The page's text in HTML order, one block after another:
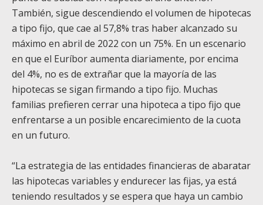
También, sigue descendiendo el volumen de hipotecas
a tipo fijo, que cae al 57,8% tras haber alcanzado su
máximo en abril de 2022 con un 75%. En un escenario
en que el Euríbor aumenta diariamente, por encima
del 4%, no es de extrañar que la mayoría de las
hipotecas se sigan firmando a tipo fijo. Muchas
familias prefieren cerrar una hipoteca a tipo fijo que
enfrentarse a un posible encarecimiento de la cuota
en un futuro.
“La estrategia de las entidades financieras de abaratar
las hipotecas variables y endurecer las fijas, ya está
teniendo resultados y se espera que haya un cambio